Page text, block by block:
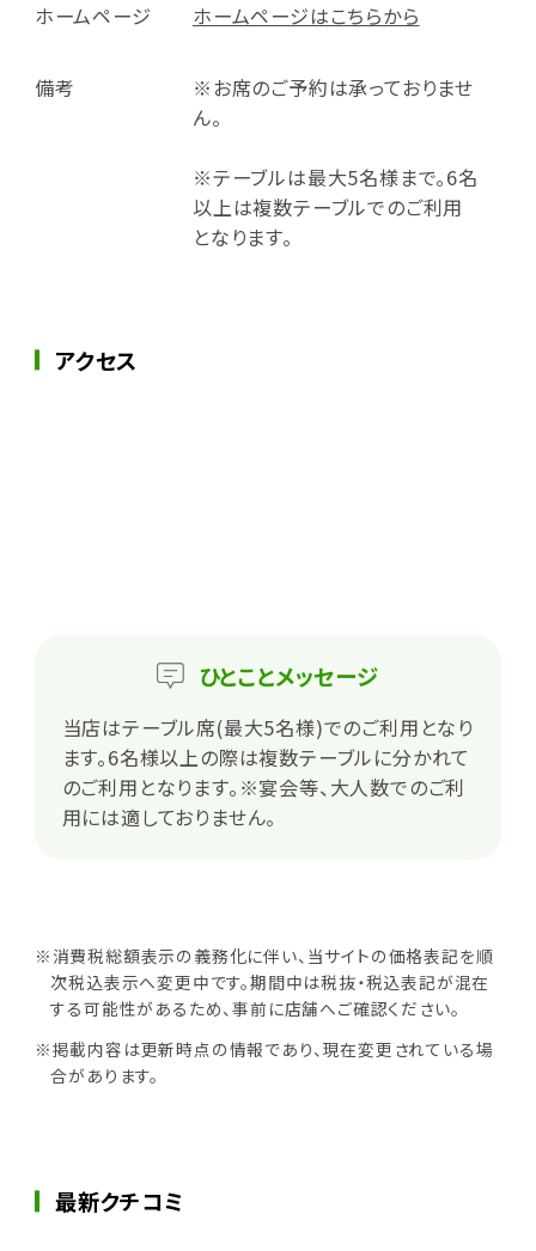
ホームページ ホームページはこちらから
備考
※お席のご予約は承っておりませ
ん。
※テーブルは最大5名様まで。6名
以上は複数テーブルでのご利用
となります。
アクセス
ひとことメッセージ
当店はテーブル席(最大5名様)でのご利用となり
ます。6名様以上の際は複数テーブルに分かれて
のご利用となります。※宴会等、大人数でのご利
用には適しておりません。
※消費税総額表示の義務化に伴い、当サイトの価格表記を順
次税込表示へ変更中です。期間中は税抜・税込表記が混在
する可能性があるため、事前に店舗へご確認ください。
※掲載内容は更新時点の情報であり、現在変更されている場
合があります。
最新クチコミ